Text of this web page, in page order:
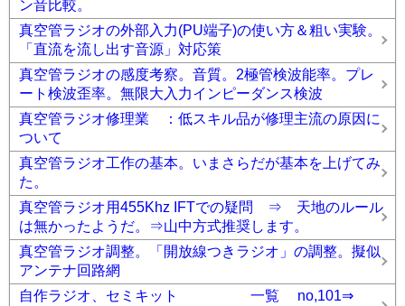
ン音比較。
真空管ラジオの外部入力(PU端子)の使い方＆粗い実験。
「直流を流し出す音源」対応策
真空管ラジオの感度考察。音質。2極管検波能率。プレ
ート検波歪率。無限大入力インピーダンス検波
真空管ラジオ修理業 ：低スキル品が修理主流の原因に
ついて
真空管ラジオ工作の基本。いまさらだが基本を上げてみ
た。
真空管ラジオ用455Khz IFTでの疑問 ⇒ 天地のルール
は無かったようだ。⇒山中方式推奨します。
真空管ラジオ調整。「開放線つきラジオ」の調整。擬似
アンテナ回路網
自作ラジオ、セミキット 一覧 no,101⇒